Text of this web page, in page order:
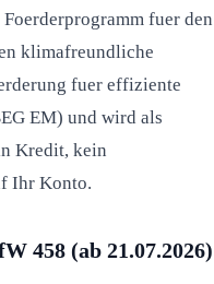
fuer den
klimafreundliche
fuer effiziente
EM) und wird als
Kredit, kein
Ihr Konto.
458 (ab 21.07.2026)